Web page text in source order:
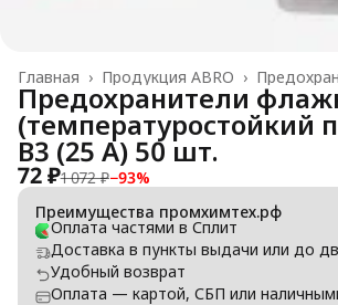
Продукция ABRO ›
Главная ›
Предохранители
(температуростойкий
В3 (25 А) 50 шт.
72 ₽1 072 ₽−93%
Преимущества промхимтех.рф
Оплата частями в Сплит
Доставка в пункты выдачи или до
Удобный возврат
Оплата — картой, СБП или